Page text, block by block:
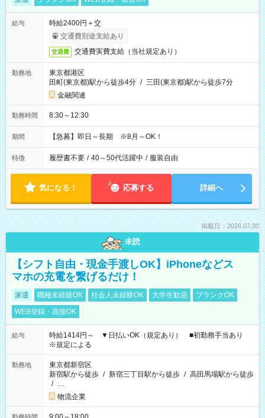
給与
時給2400円＋交
交通費別途支給あり
交通費 交通費実費支給（当社規定あり）
勤務地
東京都港区
田町(東京都)駅から徒歩4分 / 三田(東京都)駅から徒歩7分
金融関連
勤務時間 8:30～12:30
期間 【急募】即日～長期 ※8月～OK！
特徴 履歴書不要 / 40～50代活躍中 / 服装自由
気になる！ 応募する 詳細へ
掲載日：2026.07.30
未読
【シフト自由・現金手渡しOK】iPhoneなどス
マホの充電を繋げるだけ！
派遣 職種未経験OK 社会人未経験OK 大学生歓迎
ブランクOK
WEB登録・面接OK
給与
時給1414円～ ▼日払いOK（規定あり） ■初勤務手当あり
※規定による
勤務地
東京都新宿区
新宿駅から徒歩 / 新宿三丁目駅から徒歩 / 高田馬場駅から徒歩
/ …
物流企業